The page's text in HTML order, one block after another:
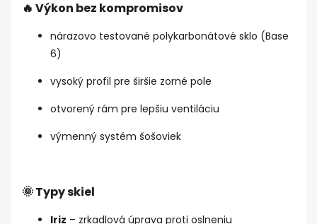
🔥 Výkon bez kompromisov
nárazovo testované polykarbonátové sklo (Base
6)
vysoký profil pre širšie zorné pole
otvorený rám pre lepšiu ventiláciu
výmenný systém šošoviek
🌞 Typy skiel
Iriz – zrkadlová úprava proti oslneniu